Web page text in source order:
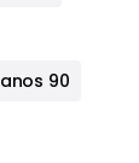
anos 90